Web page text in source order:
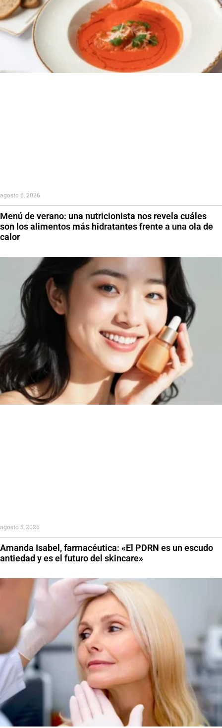
Menú de verano: una nutricionista nos revela cuáles
son los alimentos más hidratantes frente a una ola de
calor
agosto 6, 2026
Amanda Isabel, farmacéutica: «El PDRN es un escudo
antiedad y es el futuro del skincare»
agosto 5, 2026